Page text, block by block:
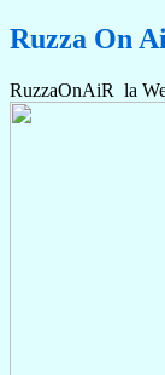
Ruzza On
RuzzaOnAiR la